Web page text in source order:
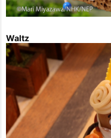
Waltz